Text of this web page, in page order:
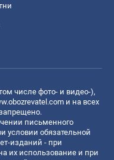
числе фото- и видео-),
и на всех
письменного
условии обязательной
изданий - при
их использование и при